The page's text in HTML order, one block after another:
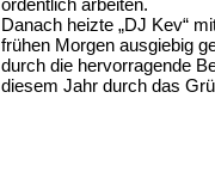
ordentlich arbeiten.
Danach heizte „DJ Kev“
frühen Morgen ausgiebig
durch die hervorragende
diesem Jahr durch das